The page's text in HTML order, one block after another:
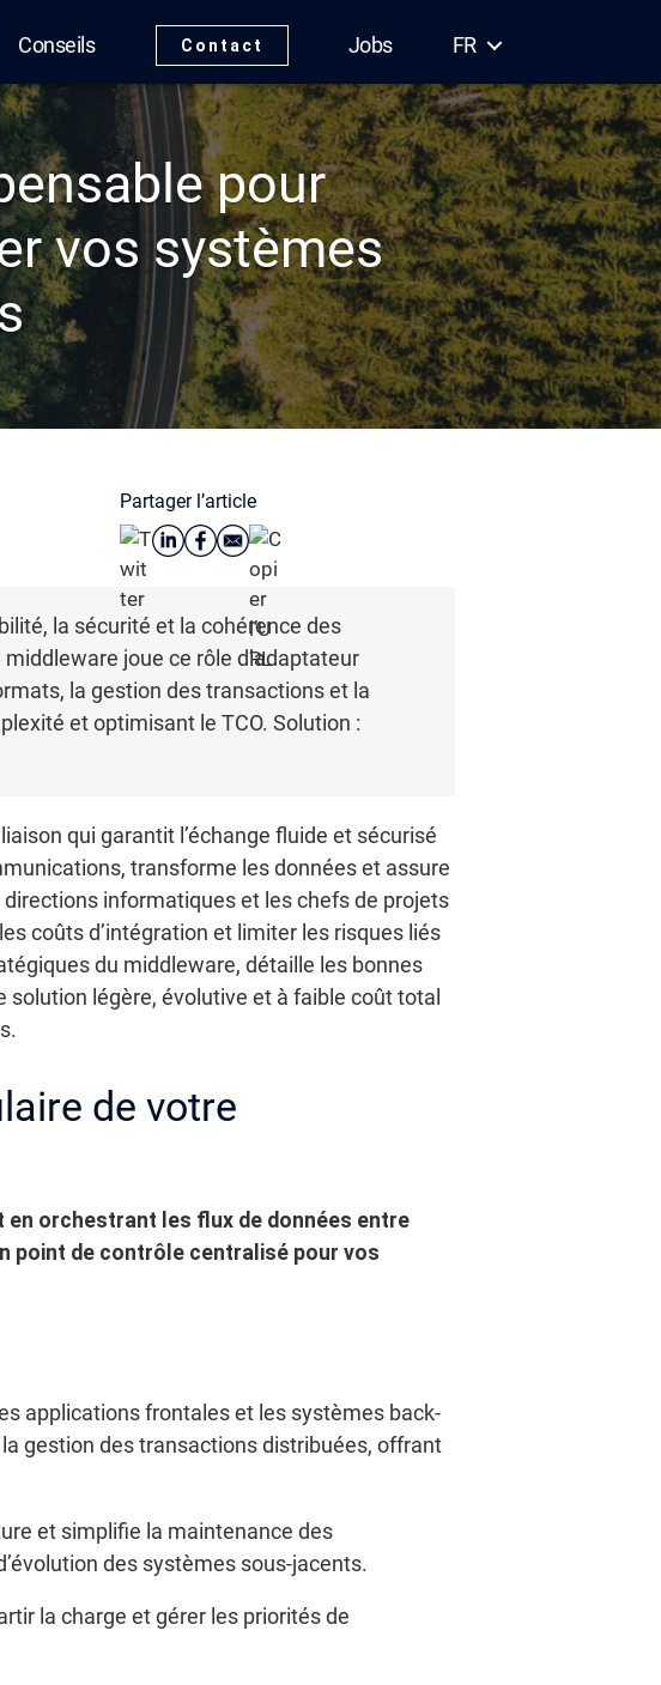
Conseils Contact Jobs FR
pour
vos systèmes
Partager l’article
la sécurité et la cohérence des
joue ce rôle d’adaptateur
la gestion des transactions et la
et optimisant le TCO. Solution :
qui garantit l’échange fluide et sécurisé
transforme les données et assure
informatiques et les chefs de projets
coûts d’intégration et limiter les risques liés
du middleware, détaille les bonnes
légère, évolutive et à faible coût total
de votre
en orchestrant les flux de données entre
point de contrôle centralisé pour vos
applications frontales et les systèmes back-
gestion des transactions distribuées, offrant
et simplifie la maintenance des
des systèmes sous-jacents.
la charge et gérer les priorités de